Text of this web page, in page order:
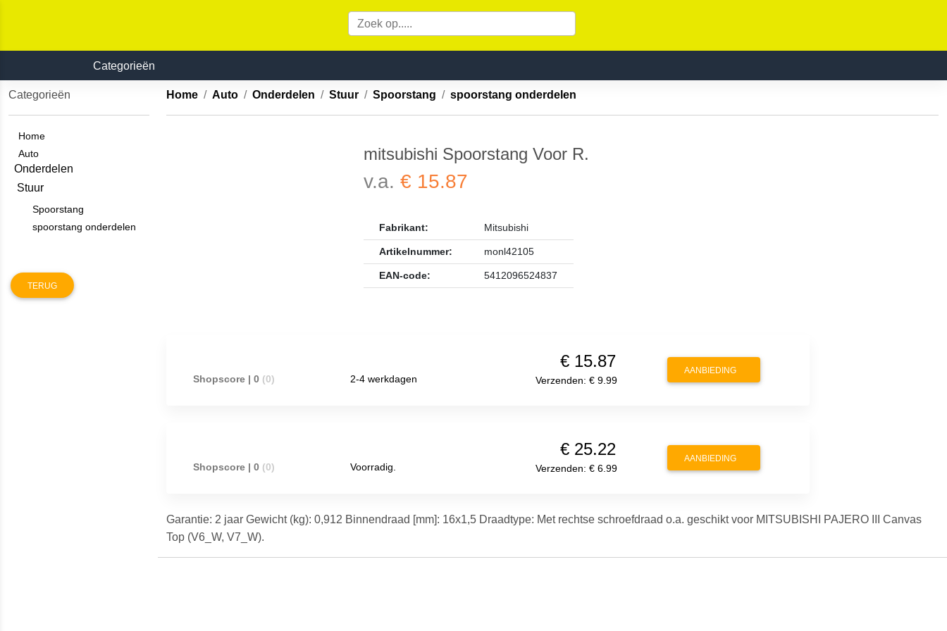
Categorieën
Categorieën
Home
Auto
Onderdelen
Stuur
Spoorstang
spoorstang onderdelen
TERUG
Home Auto Onderdelen Stuur Spoorstang spoorstang onderdelen
mitsubishi Spoorstang Voor R.
v.a. € 15.87
Fabrikant:
Mitsubishi
Artikelnummer:
monl42105
EAN-code:
5412096524837
2-4 werkdagen
€ 15.87
Verzenden: € 9.99
AANBIEDING
€ 25.22 AANBIEDING
Garantie: 2 jaar Gewicht (kg): 0,912 Binnendraad [mm]: 16x1,5 Draadtype: Met rechtse schroefdraad o.a. geschikt voor MITSUBISHI PAJERO III Canvas Top
(V6_W, V7_W).